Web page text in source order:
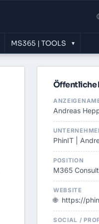
MS365 | TOOLS ▾
Öffentliche
Andreas
PhinIT |
POSITION
M365
WEBSITE
🌐 https://
SOCIAL /